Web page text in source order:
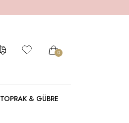
0
TOPRAK & GÜBRE